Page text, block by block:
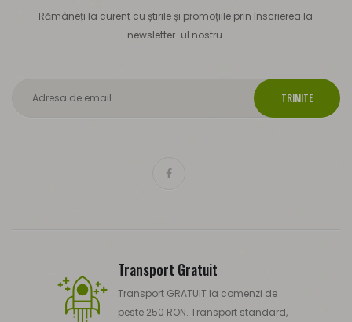
Rămâneți la curent cu știrile și promoțiile prin înscrierea la
newsletter-ul nostru.
TRIMITE
Transport Gratuit
Transport GRATUIT la comenzi de
peste 250 RON. Transport standard,